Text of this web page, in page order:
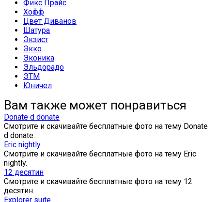
Фикс Прайс
Хофф
Цвет Диванов
Шатура
Экзист
Экко
Эконика
Эльдорадо
ЭТМ
Юничел
Вам также может понравиться
Donate d donate
Смотрите и скачивайте бесплатные фото на тему Donate
d donate.
Eric nightly
Смотрите и скачивайте бесплатные фото на тему Eric
nightly.
12 десятин
Смотрите и скачивайте бесплатные фото на тему 12
десятин.
Explorer suite